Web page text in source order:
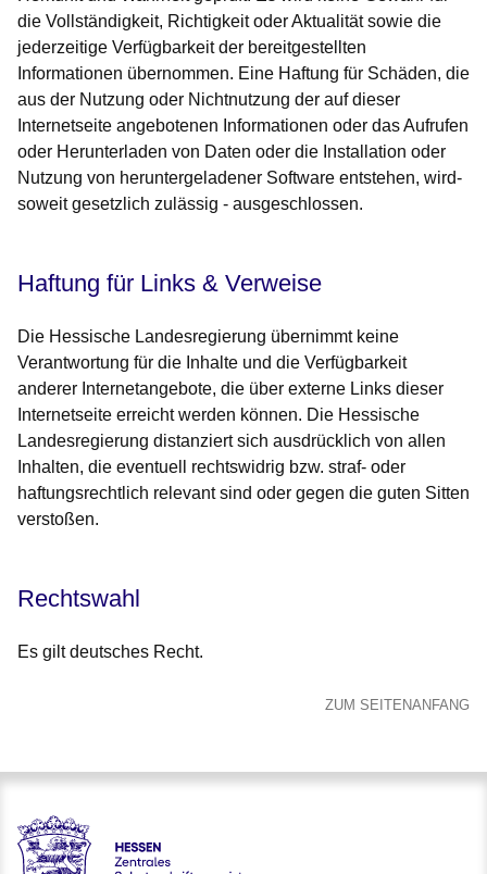
die Vollständigkeit, Richtigkeit oder Aktualität sowie die
jederzeitige Verfügbarkeit der bereitgestellten
Informationen übernommen. Eine Haftung für Schäden, die
aus der Nutzung oder Nichtnutzung der auf dieser
Internetseite angebotenen Informationen oder das Aufrufen
oder Herunterladen von Daten oder die Installation oder
Nutzung von heruntergeladener Software entstehen, wird-
soweit gesetzlich zulässig - ausgeschlossen.
Haftung für Links & Verweise
Die Hessische Landesregierung übernimmt keine
Verantwortung für die Inhalte und die Verfügbarkeit
anderer Internetangebote, die über externe Links dieser
Internetseite erreicht werden können. Die Hessische
Landesregierung distanziert sich ausdrücklich von allen
Inhalten, die eventuell rechtswidrig bzw. straf- oder
haftungsrechtlich relevant sind oder gegen die guten Sitten
verstoßen.
Rechtswahl
Es gilt deutsches Recht.
ZUM SEITENANFANG